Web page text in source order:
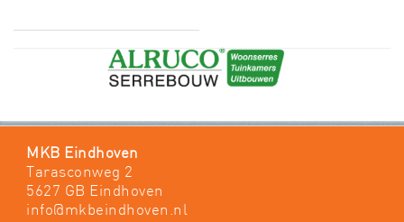
MKB Eindhoven
Tarasconweg 2
5627 GB Eindhoven
info@mkbeindhoven.nl